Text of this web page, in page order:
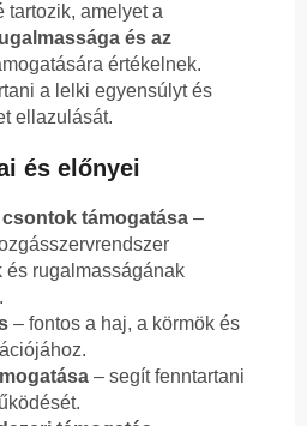
tartozik, amelyet a
és az
értékelnek.
a lelki egyensúlyt és
ellazulását.
és előnyei
támogatása –
és rugalmasságának
– fontos a haj, a körmök és
– segít fenntartani